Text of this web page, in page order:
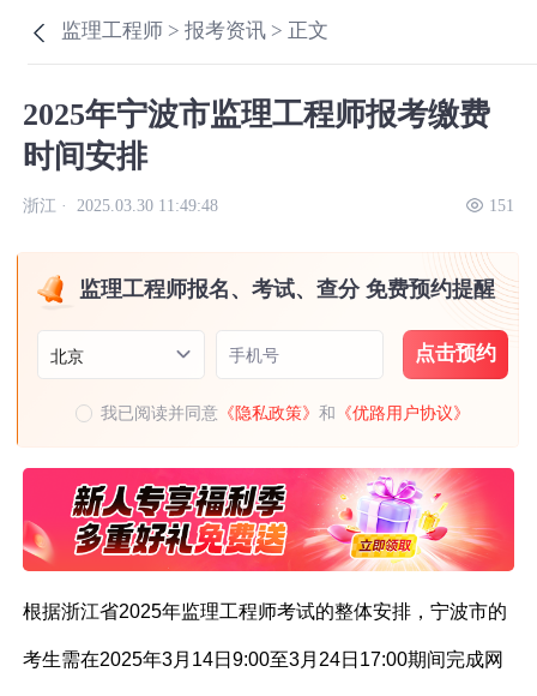
监理工程师 >报考资讯 > 正文
2025年宁波市监理工程师报考缴费
时间安排
浙江 · 2025.03.30 11:49:48 151
监理工程师报名、考试、查分 免费预约提醒
北京 手机号 点击预约
我已阅读并同意 《隐私政策》和 《优路用户协议》
根据浙江省2025年监理工程师考试的整体安排，宁波市的
考生需在2025年3月14日9:00至3月24日17:00期间完成网